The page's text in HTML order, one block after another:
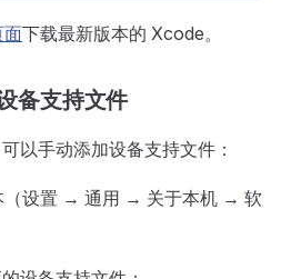
面下载最新版本的 Xcode。
备支持文件
以手动添加设备支持文件：
（设置 → 通用 → 关于本机 → 软